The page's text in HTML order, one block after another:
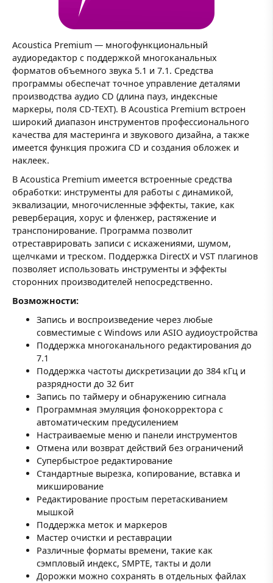
Acoustica Premium — многофункциональный
аудиоредактор с поддержкой многоканальных
форматов объемного звука 5.1 и 7.1. Средства
программы обеспечат точное управление деталями
производства аудио CD (длина пауз, индексные
маркеры, поля CD-TEXT). В Acoustica Premium встроен
широкий диапазон инструментов профессионального
качества для мастеринга и звукового дизайна, а также
имеется функция прожига CD и создания обложек и
наклеек.
В Acoustica Premium имеется встроенные средства
обработки: инструменты для работы с динамикой,
эквализации, многочисленные эффекты, такие, как
реверберация, хорус и фленжер, растяжение и
транспонирование. Программа позволит
отреставрировать записи с искажениями, шумом,
щелчками и треском. Поддержка DirectX и VST плагинов
позволяет использовать инструменты и эффекты
сторонних производителей непосредственно.
Возможности:
Запись и воспроизведение через любые
совместимые с Windows или ASIO аудиоустройства
Поддержка многоканального редактирования до
7.1
Поддержка частоты дискретизации до 384 кГц и
разрядности до 32 бит
Запись по таймеру и обнаружению сигнала
Программная эмуляция фонокорректора с
автоматическим предусилением
Настраиваемые меню и панели инструментов
Отмена или возврат действий без ограничений
Супербыстрое редактирование
Стандартные вырезка, копирование, вставка и
микширование
Редактирование простым перетаскиванием
мышкой
Поддержка меток и маркеров
Мастер очистки и реставрации
Различные форматы времени, такие как
сэмпловый индекс, SMPTE, такты и доли
Дорожки можно сохранять в отдельных файлах